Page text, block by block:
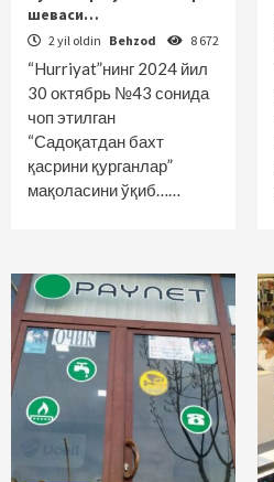
шеваси…
2 yil oldin Behzod 8 672
“Hurriyat”нинг 2024 йил
30 октябрь №43 сонида
чоп этилган
“Садоқатдан бахт
қасрини қурганлар”
мақоласини ўқиб……